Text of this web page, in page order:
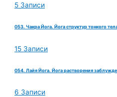
5 Записи
053. Чакра Йога. Йога структур тонкого
15 Записи
054. Лайя Йога. Йога растворения
6 Записи